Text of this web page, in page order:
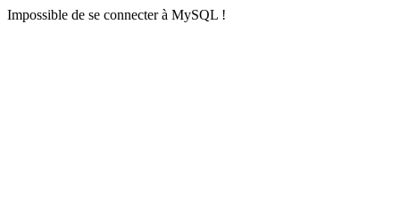
Impossible de se connecter à MySQL !